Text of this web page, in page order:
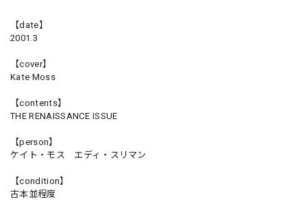
【date】
2001.3
【cover】
Kate Moss
【contents】
THE RENAISSANCE ISSUE
【person】
ケイト・モス エディ・スリマン
【condition】
古本並程度